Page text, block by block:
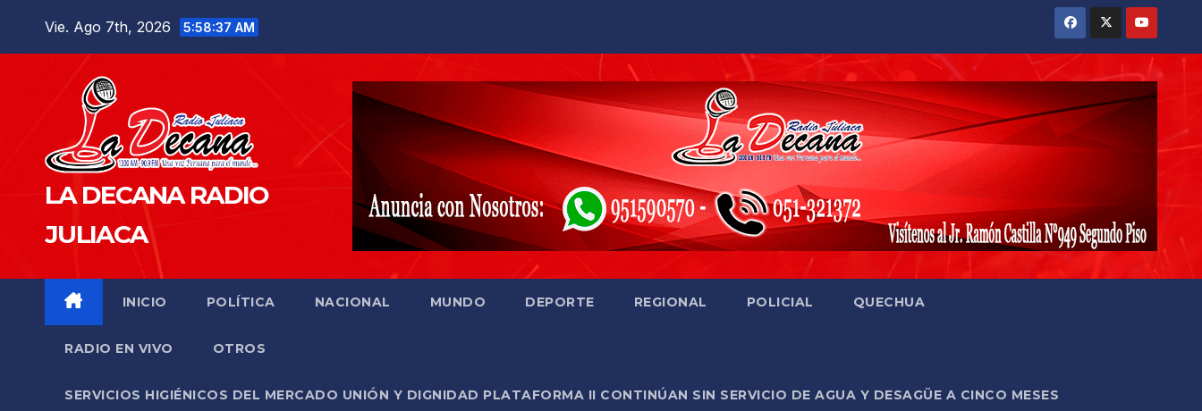
Vie. Ago 7th, 2026 5:58:38 AM
LA DECANA RADIO
JULIACA
INICIO POLÍTICA NACIONAL MUNDO DEPORTE REGIONAL POLICIAL QUECHUA
RADIO EN VIVO OTROS
SERVICIOS HIGIÉNICOS DEL MERCADO UNIÓN Y DIGNIDAD PLATAFORMA II CONTINÚAN SIN SERVICIO DE AGUA Y DESAGÜE A CINCO MESES